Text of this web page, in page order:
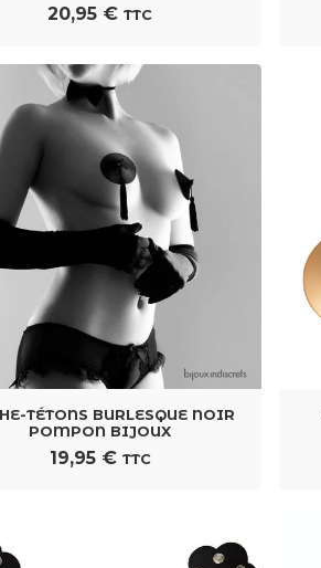
20,95 € TTC
TÉTONS BURLESQUE NOIR
POMPON BIJOUX
19,95 € TTC